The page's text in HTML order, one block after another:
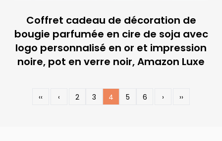
Coffret cadeau de décoration de
bougie parfumée en cire de soja avec
logo personnalisé en or et impression
noire, pot en verre noir, Amazon Luxe
‹‹ ‹ 2 3 4 5 6 › ››